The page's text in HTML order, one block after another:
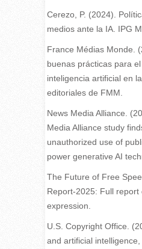
Cerezo, P. (2024).
medios ante la IA. IPG
France Médias Monde.
buenas prácticas para
inteligencia artificial en
editoriales de FMM.
News Media Alliance.
Media Alliance study
unauthorized use of
power generative AI
The Future of Free
Report-2025: Full report
expression.
U.S. Copyright Office.
and artificial